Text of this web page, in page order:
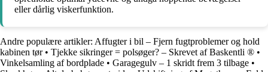
eller dårlig viskerfunktion.
Andre populære artikler: Affugter i bil – Fjern fugtproblemer og hold
kabinen tør• Tjekke sikringer = polsøger? – Skrevet af Baskentli ® •
Vinkelsamling af bordplade • Garagegulv – 1 skridt frem 3 tilbage •